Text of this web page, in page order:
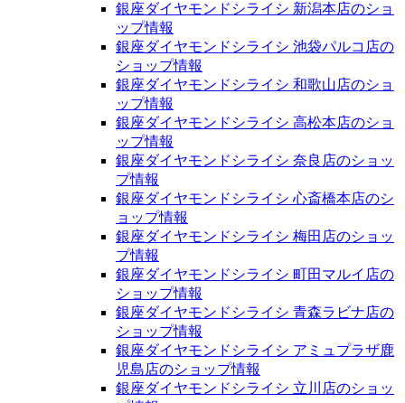
銀座ダイヤモンドシライシ 新潟本店のショ
ップ情報
銀座ダイヤモンドシライシ 池袋パルコ店の
ショップ情報
銀座ダイヤモンドシライシ 和歌山店のショ
ップ情報
銀座ダイヤモンドシライシ 高松本店のショ
ップ情報
銀座ダイヤモンドシライシ 奈良店のショッ
プ情報
銀座ダイヤモンドシライシ 心斎橋本店のシ
ョップ情報
銀座ダイヤモンドシライシ 梅田店のショッ
プ情報
銀座ダイヤモンドシライシ 町田マルイ店の
ショップ情報
銀座ダイヤモンドシライシ 青森ラビナ店の
ショップ情報
銀座ダイヤモンドシライシ アミュプラザ鹿
児島店のショップ情報
銀座ダイヤモンドシライシ 立川店のショッ